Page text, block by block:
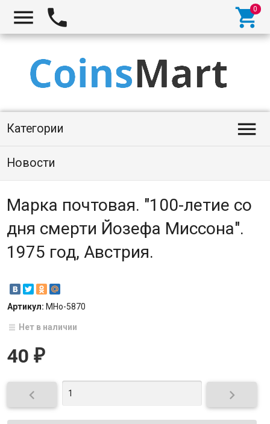
  
Категории 
Новости
Марка почтовая. "100-летие со
дня смерти Йозефа Миссона".
1975 год, Австрия.
Артикул: МНо-5870
Нет в наличии
40 ₽
 